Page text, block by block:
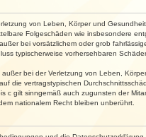
von Leben, Körper und
Folgeschäden wie insbesondere
bei vorsätzlichem oder grob
typischerweise vorhersehbaren
bei der Verletzung von Leben,
die vertragstypischen
c gilt sinngemäß auch zugunsten der
nationalem Recht bleiben unberührt.